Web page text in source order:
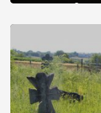
мешканець